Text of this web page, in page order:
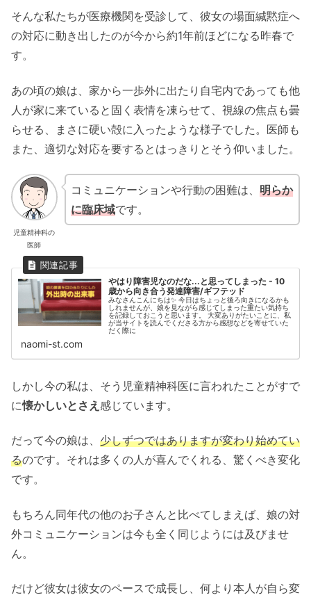
そんな私たちが医療機関を受診して、彼女の場面緘黙症へ
の対応に動き出したのが今から約1年前ほどになる昨春で
す。
あの頃の娘は、家から一歩外に出たり自宅内であっても他
人が家に来ていると固く表情を凍らせて、視線の焦点も曇
らせる、まさに硬い殻に入ったような様子でした。医師も
また、適切な対応を要するとはっきりとそう仰いました。
児童精神科の
医師
コミュニケーションや行動の困難は、 明らか
に臨床域です。
やはり障害児なのだな...と思ってしまった - 10
歳から向き合う発達障害/ギフテッド
みなさんこんにちは✨ 今日はちょっと後ろ向きになるかも
しれませんが、娘を見ながら感じてしまった重たい気持ち
を記録しておこうと思います。 大変ありがたいことに、私
が当サイトを読んでくださる方から感想などを寄せていた
だく際に
naomi-st.com
しかし今の私は、そう児童精神科医に言われたことがすで
に懐かしいとさえ 感じています。
だって今の娘は、 少しずつではありますが変わり始めてい
るのです。それは多くの人が喜んでくれる、驚くべき変化
です。
もちろん同年代の他のお子さんと比べてしまえば、娘の対
外コミュニケーションは今も全く同じようには及びませ
ん。
だけど彼女は彼女のペースで成長し、何より本人が自ら変